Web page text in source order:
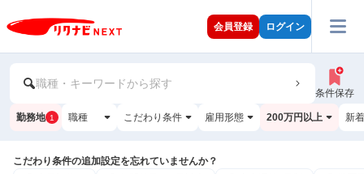
会員登録 ログイン
職種・キーワードから探す
条件保存
勤務地 1 職種 こだわり条件 雇用形態 200万円以上 新
こだわり条件の追加設定を忘れていませんか？